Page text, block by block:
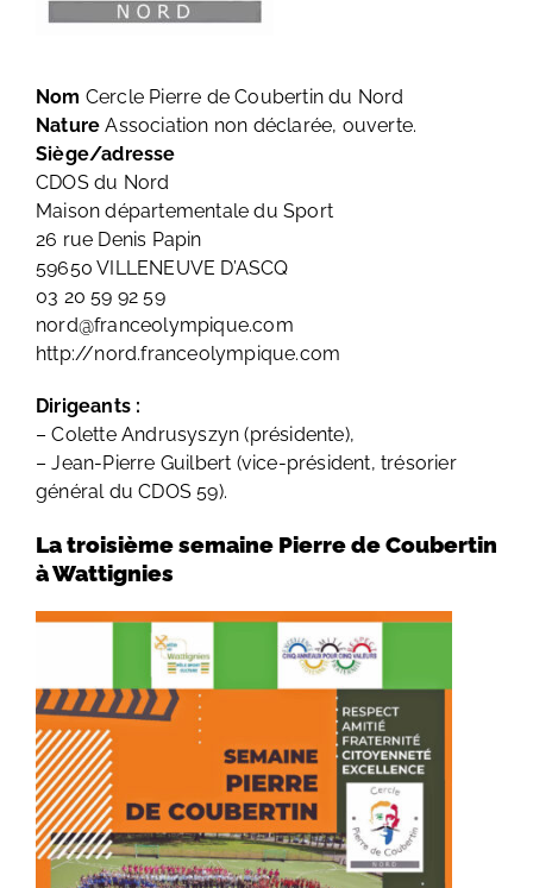
Nom Cercle Pierre de Coubertin du Nord
NatureAssociation non déclarée, ouverte.
Siège/adresse
CDOS du Nord
Maison départementale du Sport
26 rue Denis Papin
59650 VILLENEUVE D’ASCQ
03 20 59 92 59
nord@franceolympique.com
http://nord.franceolympique.com
Dirigeants :
– Colette Andrusyszyn (présidente),
– Jean-Pierre Guilbert (vice-président, trésorier
général du CDOS 59).
La troisième semaine Pierre de Coubertin
à Wattignies